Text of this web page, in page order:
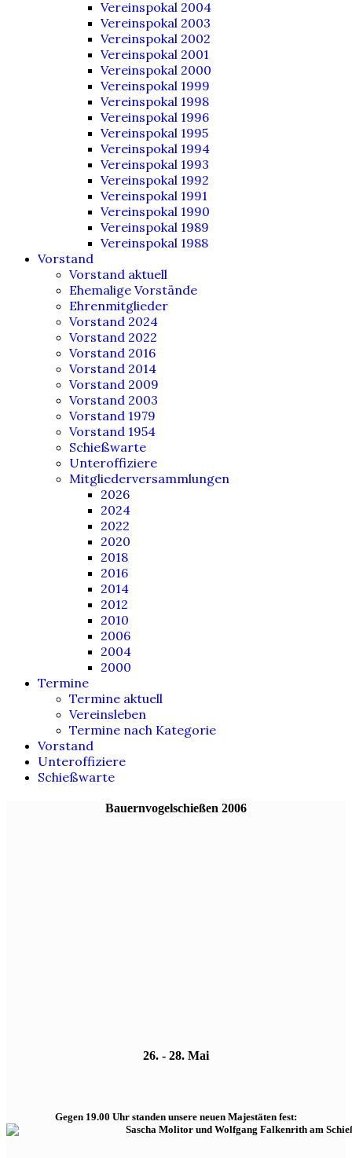
Vereinspokal 2004
Vereinspokal 2003
Vereinspokal 2002
Vereinspokal 2001
Vereinspokal 2000
Vereinspokal 1999
Vereinspokal 1998
Vereinspokal 1996
Vereinspokal 1995
Vereinspokal 1994
Vereinspokal 1993
Vereinspokal 1992
Vereinspokal 1991
Vereinspokal 1990
Vereinspokal 1989
Vereinspokal 1988
Vorstand
Vorstand aktuell
Ehemalige Vorstände
Ehrenmitglieder
Vorstand 2024
Vorstand 2022
Vorstand 2016
Vorstand 2014
Vorstand 2009
Vorstand 2003
Vorstand 1979
Vorstand 1954
Schießwarte
Unteroffiziere
Mitgliederversammlungen
2026
2024
2022
2020
2018
2016
2014
2012
2010
2006
2004
2000
Termine
Termine aktuell
Vereinsleben
Termine nach Kategorie
Vorstand
Unteroffiziere
Schießwarte
Bauernvogelschießen 2006
26. - 28. Mai
Gegen 19.00 Uhr standen unsere neuen Majestäten fest: